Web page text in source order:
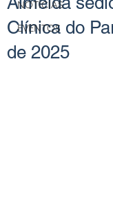
NOTÍCIAS
EVENTOS
Clínica do
de 2025